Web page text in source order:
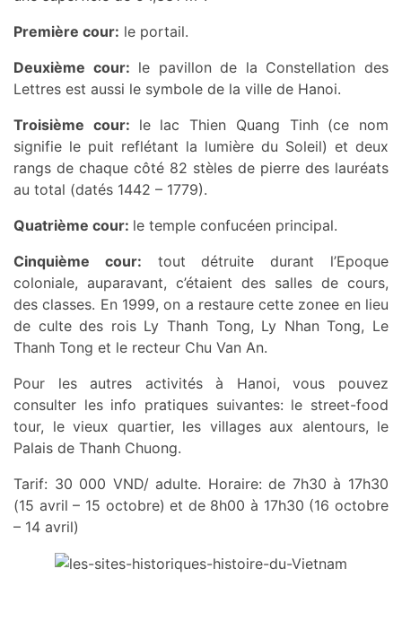
Première cour: le portail.
Deuxième cour: le pavillon de la Constellation des
Lettres est aussi le symbole de la ville de Hanoi.
Troisième cour: le lac Thien Quang Tinh (ce nom
signifie le puit reflétant la lumière du Soleil) et deux
rangs de chaque côté 82 stèles de pierre des lauréats
au total (datés 1442 – 1779).
Quatrième cour: le temple confucéen principal.
Cinquième cour: tout détruite durant l’Epoque
coloniale, auparavant, c’étaient des salles de cours,
des classes. En 1999, on a restaure cette zonee en lieu
de culte des rois Ly Thanh Tong, Ly Nhan Tong, Le
Thanh Tong et le recteur Chu Van An.
Pour les autres activités à Hanoi, vous pouvez
consulter les info pratiques suivantes: le street-food
tour, le vieux quartier, les villages aux alentours, le
Palais de Thanh Chuong.
Tarif: 30 000 VND/ adulte. Horaire: de 7h30 à 17h30
(15 avril – 15 octobre) et de 8h00 à 17h30 (16 octobre
– 14 avril)